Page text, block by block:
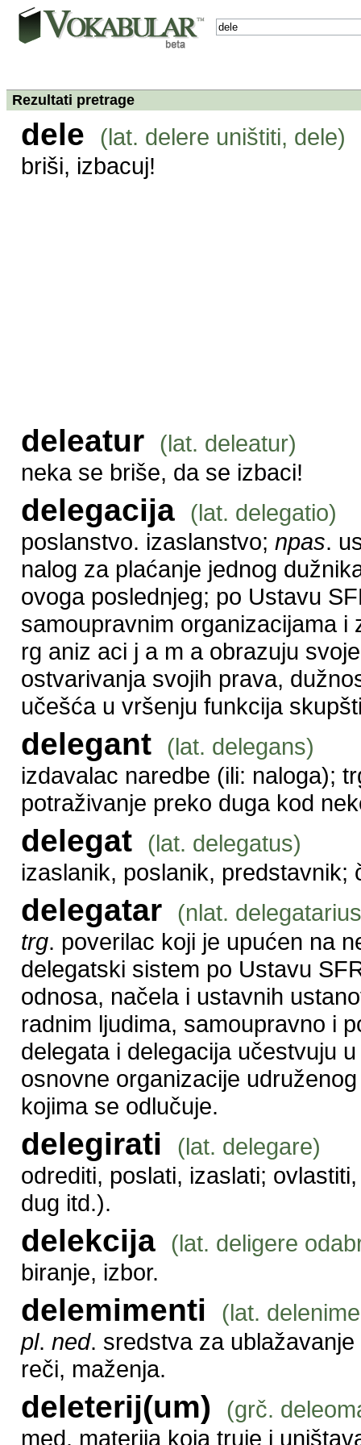
Rezultati pretrage
dele
(lat. delere uništiti, dele)
briši, izbacuj!
deleatur
(lat. deleatur)
neka se briše, da se izbaci!
delegacija
(lat. delegatio)
poslanstvo. izaslanstvo; npas.
nalog za plaćanje jednog
ovoga poslednjeg; po Ustavu
samoupravnim organizacijama
rg aniz aci j a m a obrazuju
ostvarivanja svojih prava,
učešća u vršenju funkcija
delegant
(lat. delegans)
izdavalac naredbe (ili: naloga);
potraživanje preko duga kod
delegat
(lat. delegatus)
izaslanik, poslanik, predstavnik;
delegatar
(nlat.
trg. poverilac koji je upućen na
delegatski sistem po Ustavu
odnosa, načela i ustavnih
radnim ljudima, samoupravno i
delegata i delegacija učestvuju
osnovne organizacije
kojima se odlučuje.
delegirati
(lat. delegare)
odrediti, poslati, izaslati;
dug itd.).
delekcija
(lat. deligere
biranje, izbor.
delemimenti
(lat.
pl. ned. sredstva za
reči, maženja.
deleterij(um)
(grč.
med. materija koja truje i